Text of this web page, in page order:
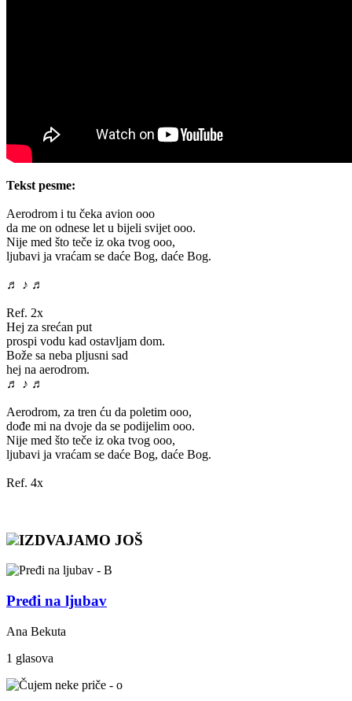
Tekst pesme:
Aerodrom i tu čeka avion ooo
da me on odnese let u bijeli svijet ooo.
Nije med što teče iz oka tvog ooo,
ljubavi ja vraćam se daće Bog, daće Bog.
♬ ♪ ♬
Ref. 2x
Hej za srećan put
prospi vodu kad ostavljam dom.
Bože sa neba pljusni sad
hej na aerodrom.
♬ ♪ ♬
Aerodrom, za tren ću da poletim ooo,
dođe mi na dvoje da se podijelim ooo.
Nije med što teče iz oka tvog ooo,
ljubavi ja vraćam se daće Bog, daće Bog.
Ref. 4x
IZDVAJAMO JOŠ
Pređi na ljubav
Ana Bekuta
1 glasova